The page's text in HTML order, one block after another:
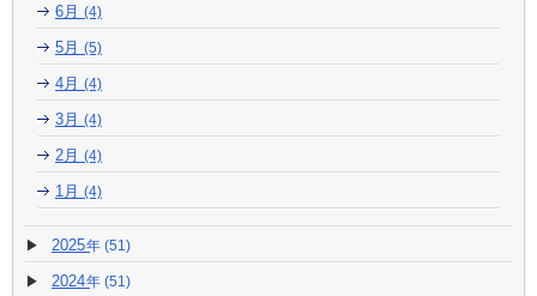
6月 (4)
5月 (5)
4月 (4)
3月 (4)
2月 (4)
1月 (4)
2025 (51)
2024 (51)